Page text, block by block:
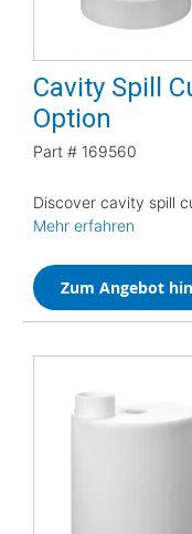
Cavity Spill
Option
Part # 169560
Discover cavity spill
Mehr erfahren
Zum Angebot